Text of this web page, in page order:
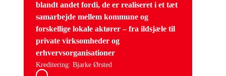
blandt andet fordi, de er realiseret i et tæt
samarbejde mellem kommune og
forskellige lokale aktører – fra ildsjæle til
private virksomheder og
erhvervsorganisationer
Kreditering: Bjarke Ørsted